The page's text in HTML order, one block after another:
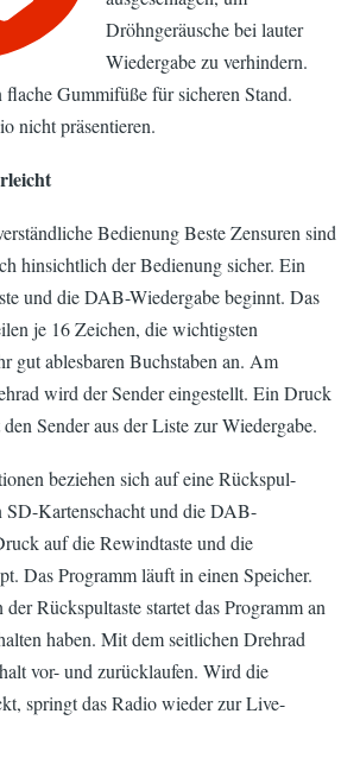
Dröhngeräusche bei lauter
Wiedergabe zu verhindern.
Gummifüße für sicheren Stand.
nicht präsentieren.
Bedienung Beste Zensuren sind
hinsichtlich der Bedienung sicher. Ein
und die DAB-Wiedergabe beginnt. Das
je 16 Zeichen, die wichtigsten
gut ablesbaren Buchstaben an. Am
wird der Sender eingestellt. Ein Druck
Sender aus der Liste zur Wiedergabe.
beziehen sich auf eine Rückspul-
Kartenschacht und die DAB-
auf die Rewindtaste und die
Das Programm läuft in einen Speicher.
Rückspultaste startet das Programm an
haben. Mit dem seitlichen Drehrad
vor- und zurücklaufen. Wird die
springt das Radio wieder zur Live-